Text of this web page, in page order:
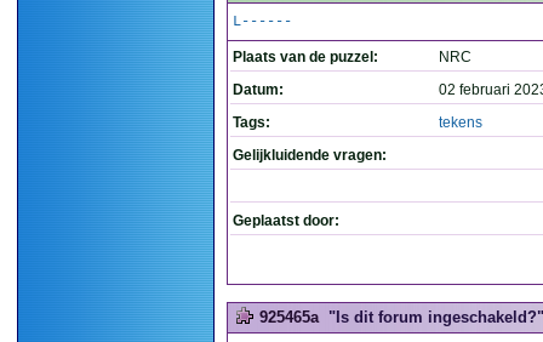
L------
Plaats van de puzzel:
NRC
Datum:
02 februari
Tags:
tekens
Gelijkluidende vragen:
Geplaatst door:
925465a "Is dit forum